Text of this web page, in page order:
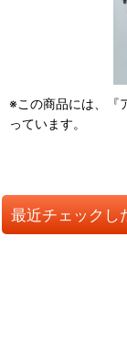
※この商品には、『
っています。
最近チェックし